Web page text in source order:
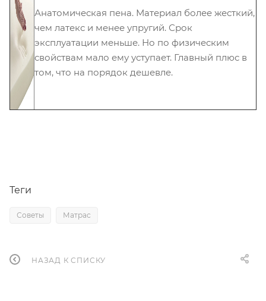
Анатомическая пена. Материал более жесткий,
чем латекс и менее упругий. Срок
эксплуатации меньше. Но по физическим
свойствам мало ему уступает. Главный плюс в
том, что на порядок дешевле.
Теги
Советы Матрас
НАЗАД К СПИСКУ